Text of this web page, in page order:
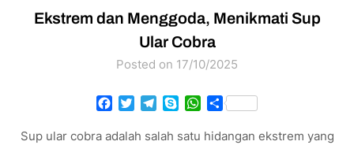
Ekstrem dan Menggoda, Menikmati Sup
Ular Cobra
Posted on 17/10/2025
Facebook
TwitterTelegram
SkypeWhatsApp
Share
Sup ular cobra adalah salah satu hidangan ekstrem yang